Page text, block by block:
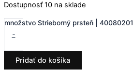
Dostupnosť 10 na sklade
-
množstvo Strieborný prsteň | 40080201
Pridať do košíka